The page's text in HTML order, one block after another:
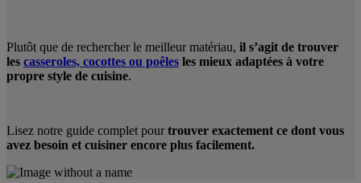
Plutôt que de rechercher le meilleur matériau, il s’agit de trouver
les casseroles, cocottes ou poêles les mieux adaptées à votre
propre style de cuisine.
Lisez notre guide complet pour trouver exactement ce dont vous
avez besoin et cuisiner encore plus facilement.